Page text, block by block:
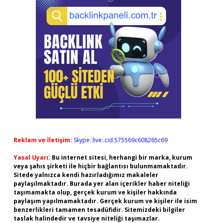
Reklam ve İletişim: Skype: live:.cid.575569c608265c69
Yasal Uyarı: Bu internet sitesi, herhangi bir marka, kurum
veya şahıs şirketi ile hiçbir bağlantısı bulunmamaktadır.
Sitede yalnızca kendi hazırladığımız makaleler
paylaşılmaktadır. Burada yer alan içerikler haber niteliği
taşımamakta olup, gerçek kurum ve kişiler hakkında
paylaşım yapılmamaktadır. Gerçek kurum ve kişiler ile isim
benzerlikleri tamamen tesadüfidir. Sitemizdeki bilgiler
taslak halindedir ve tavsiye niteliği taşımazlar.